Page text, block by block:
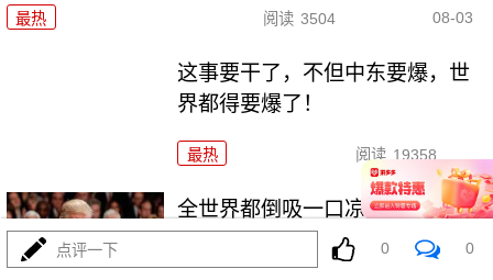
最热 阅读 3504 08-03
这事要干了，不但中东要爆，世
界都得要爆了！
最热 阅读 19358
全世界都倒吸一口凉气，特朗普
点评一下 0 0